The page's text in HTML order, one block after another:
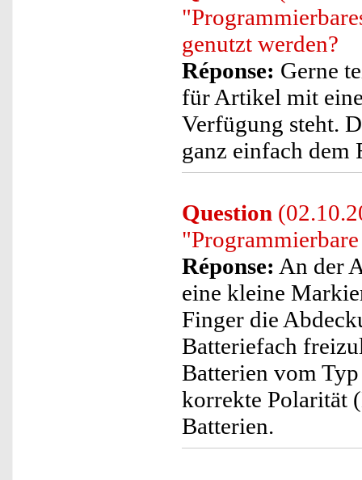
genutzt werden?
Réponse: Gerne
für Artikel mit
Verfügung steht.
ganz einfach dem
Question
Réponse: An der
eine kleine
Finger die
Batteriefach
Batterien vom
korrekte Polarität
Batterien.